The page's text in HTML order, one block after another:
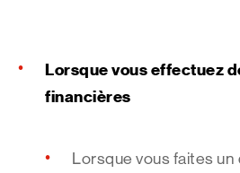
Lorsque vous effectuez
financières
Lorsque vous faites un